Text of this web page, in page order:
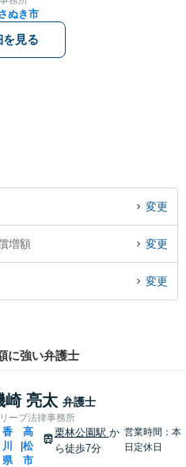
ぬき市
を見る
変更
増額 変更
変更
に強い弁護士
崎 亮太 弁護士
ーブ法律事務所
香
川
県
|
高
松
市
栗林公園駅 か
ら徒歩7分
営業時間：本
日定休日